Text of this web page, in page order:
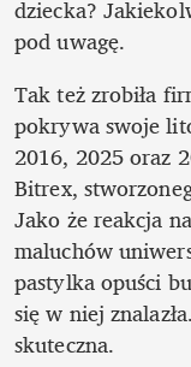
dziecka?
pod uwagę.
Tak też zrobiła
pokrywa swoje
2016, 2025 oraz
Bitrex,
Jako że reakcja
maluchów
pastylka opuści
się w niej
skuteczna.